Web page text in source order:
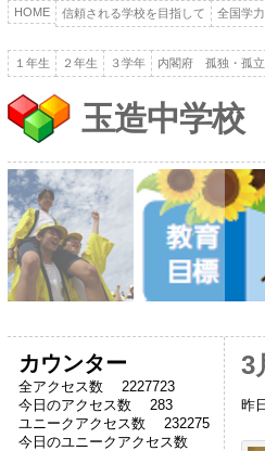
HOME 信頼される学校を目指して 全国学
１年生
２年生 ３学年 内閣府 孤独・孤
玉造中学校
カウンター
全アクセス数 2227723
今日のアクセス数 283
ユニークアクセス数 232275
今日のユニークアクセス数
3
昨